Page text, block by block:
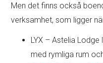
Men det finns också
verksamhet, som ligger
LYX – Astelia
med rymliga rum